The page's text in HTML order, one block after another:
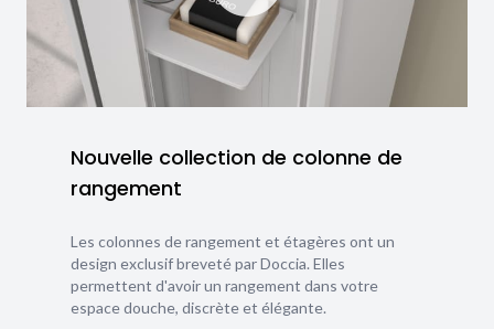
Nouvelle collection de colonne de
rangement
Les colonnes de rangement et étagères ont un
design exclusif breveté par Doccia. Elles
permettent d'avoir un rangement dans votre
espace douche, discrète et élégante.